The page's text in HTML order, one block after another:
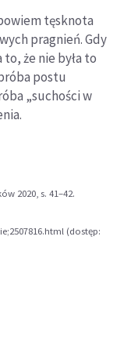
tęsknota
pragnień. Gdy
że nie była to
postu
„suchości w
2020, s. 41–42.
(dostęp: